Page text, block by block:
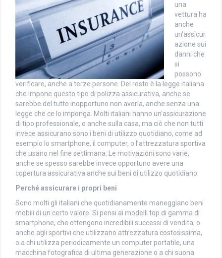
una
vettura ha
anche
un’assicur
azione sui
danni che
si
possono
verificare, anche a terze persone. Del resto è la legge italiana
che impone questo tipo di polizza assicurativa, anche se
sarebbe del tutto inopportuno non averla, anche senza una
legge che ce lo imponga. Molti italiani hanno un’assicurazione
di tipo professionale, o anche sulla casa, ma ciò che non tutti
invece assicurano sono i beni di utilizzo quotidiano, come ad
esempio lo smartphone, il computer, o l’attrezzatura sportiva
che usano nel fine settimana. Le motivazioni sono varie,
anche se spesso sarebbe invece opportuno avere una
copertura assicurativa anche sui beni di utilizzo quotidiano.
Perché assicurare i propri beni
Sono molti gli italiani che quotidianamente maneggiano beni
mobili di un certo valore. Si pensi ai modelli top di gamma di
smartphone, che ottengono incredibili successi di vendita; o
anche agli sportivi che utilizzano attrezzatura costosissima,
o a chi utilizza periodicamente un computer portatile, una
macchina fotografica di ultima generazione o a chi suona